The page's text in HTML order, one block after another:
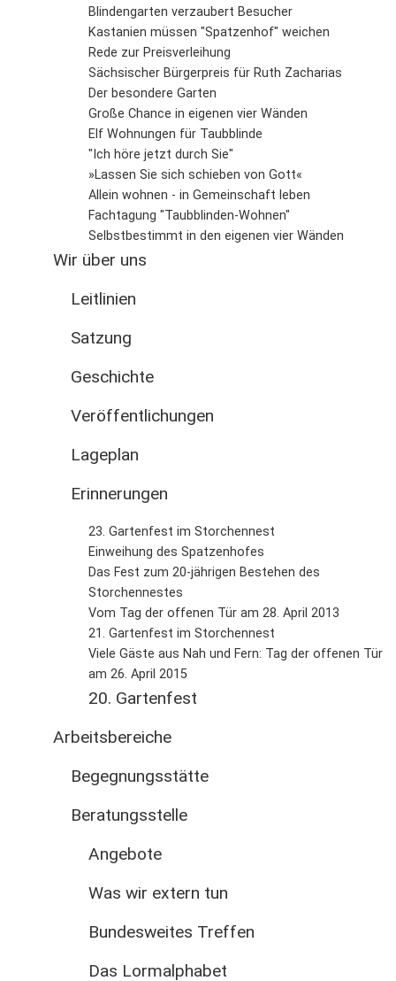
Blindengarten verzaubert Besucher
Kastanien müssen "Spatzenhof" weichen
Rede zur Preisverleihung
Sächsischer Bürgerpreis für Ruth Zacharias
Der besondere Garten
Große Chance in eigenen vier Wänden
Elf Wohnungen für Taubblinde
"Ich höre jetzt durch Sie"
»Lassen Sie sich schieben von Gott«
Allein wohnen - in Gemeinschaft leben
Fachtagung "Taubblinden-Wohnen"
Selbstbestimmt in den eigenen vier Wänden
Wir über uns
Leitlinien
Satzung
Geschichte
Veröffentlichungen
Lageplan
Erinnerungen
23. Gartenfest im Storchennest
Einweihung des Spatzenhofes
Das Fest zum 20-jährigen Bestehen des
Storchennestes
Vom Tag der offenen Tür am 28. April 2013
21. Gartenfest im Storchennest
Viele Gäste aus Nah und Fern: Tag der offenen Tür
am 26. April 2015
20. Gartenfest
Arbeitsbereiche
Begegnungsstätte
Beratungsstelle
Angebote
Was wir extern tun
Bundesweites Treffen
Das Lormalphabet